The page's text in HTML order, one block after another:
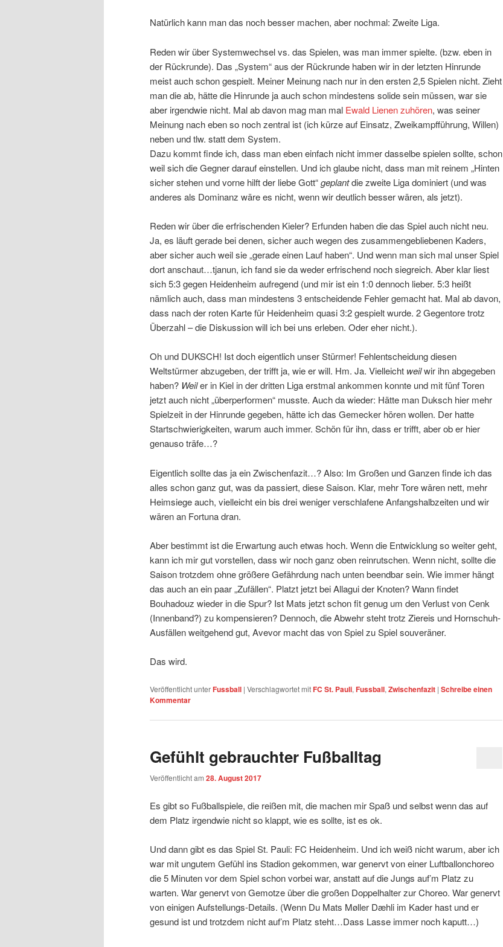
Natürlich kann man das noch besser machen, aber nochmal: Zweite Liga.
Reden wir über Systemwechsel vs. das Spielen, was man immer spielte. (bzw. eben in
der Rückrunde). Das „System“ aus der Rückrunde haben wir in der letzten Hinrunde
meist auch schon gespielt. Meiner Meinung nach nur in den ersten 2,5 Spielen nicht. Zieht
man die ab, hätte die Hinrunde ja auch schon mindestens solide sein müssen, war sie
aber irgendwie nicht. Mal ab davon mag man mal Ewald Lienen zuhören, was seiner
Meinung nach eben so noch zentral ist (ich kürze auf Einsatz, Zweikampfführung, Willen)
neben und tlw. statt dem System.
Dazu kommt finde ich, dass man eben einfach nicht immer dasselbe spielen sollte, schon
weil sich die Gegner darauf einstellen. Und ich glaube nicht, dass man mit reinem „Hinten
sicher stehen und vorne hilft der liebe Gott“geplantdie zweite Liga dominiert (und was
anderes als Dominanz wäre es nicht, wenn wir deutlich besser wären, als jetzt).
Reden wir über die erfrischenden Kieler? Erfunden haben die das Spiel auch nicht neu.
Ja, es läuft gerade bei denen, sicher auch wegen des zusammengebliebenen Kaders,
aber sicher auch weil sie „gerade einen Lauf haben“. Und wenn man sich mal unser Spiel
dort anschaut…tjanun, ich fand sie da weder erfrischend noch siegreich. Aber klar liest
sich 5:3 gegen Heidenheim aufregend (und mir ist ein 1:0 dennoch lieber. 5:3 heißt
nämlich auch, dass man mindestens 3 entscheidende Fehler gemacht hat. Mal ab davon,
dass nach der roten Karte für Heidenheim quasi 3:2 gespielt wurde. 2 Gegentore trotz
Überzahl – die Diskussion will ich bei uns erleben. Oder eher nicht.).
Oh und DUKSCH! Ist doch eigentlich unser Stürmer! Fehlentscheidung diesen
Weltstürmer abzugeben, der trifft ja, wie er will. Hm. Ja. Vielleicht weilwir ihn abgegeben
haben? Weiler in Kiel in der dritten Liga erstmal ankommen konnte und mit fünf Toren
jetzt auch nicht „überperformen“ musste. Auch da wieder: Hätte man Duksch hier mehr
Spielzeit in der Hinrunde gegeben, hätte ich das Gemecker hören wollen. Der hatte
Startschwierigkeiten, warum auch immer. Schön für ihn, dass er trifft, aber ob er hier
genauso träfe…?
Eigentlich sollte das ja ein Zwischenfazit…? Also: Im Großen und Ganzen finde ich das
alles schon ganz gut, was da passiert, diese Saison. Klar, mehr Tore wären nett, mehr
Heimsiege auch, vielleicht ein bis drei weniger verschlafene Anfangshalbzeiten und wir
wären an Fortuna dran.
Aber bestimmt ist die Erwartung auch etwas hoch. Wenn die Entwicklung so weiter geht,
kann ich mir gut vorstellen, dass wir noch ganz oben reinrutschen. Wenn nicht, sollte die
Saison trotzdem ohne größere Gefährdung nach unten beendbar sein. Wie immer hängt
das auch an ein paar „Zufällen“. Platzt jetzt bei Allagui der Knoten? Wann findet
Bouhadouz wieder in die Spur? Ist Mats jetzt schon fit genug um den Verlust von Cenk
(Innenband?) zu kompensieren? Dennoch, die Abwehr steht trotz Ziereis und Hornschuh-
Ausfällen weitgehend gut, Avevor macht das von Spiel zu Spiel souveräner.
Das wird.
Veröffentlicht unterFussball | Verschlagwortet mitFC St. Pauli, Fussball, Zwischenfazit | Schreibe einen
Kommentar
Gefühlt gebrauchter Fußballtag
Veröffentlicht am 28. August 2017
Es gibt so Fußballspiele, die reißen mit, die machen mir Spaß und selbst wenn das auf
dem Platz irgendwie nicht so klappt, wie es sollte, ist es ok.
Und dann gibt es das Spiel St. Pauli: FC Heidenheim. Und ich weiß nicht warum, aber ich
war mit ungutem Gefühl ins Stadion gekommen, war genervt von einer Luftballonchoreo
die 5 Minuten vor dem Spiel schon vorbei war, anstatt auf die Jungs auf’m Platz zu
warten. War genervt von Gemotze über die großen Doppelhalter zur Choreo. War genervt
von einigen Aufstellungs-Details. (Wenn Du Mats Møller Dæhli im Kader hast und er
gesund ist und trotzdem nicht auf’m Platz steht…Dass Lasse immer noch kaputt…)